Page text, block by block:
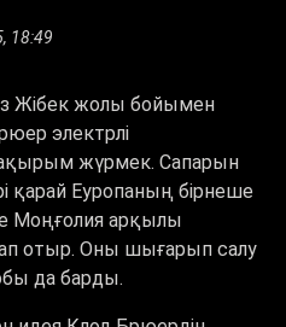
18:49
Жібек жолы бойымен
электрлі
жүрмек. Сапарын
қарай Еуропаның бірнеше
Моңғолия арқылы
отыр. Оны шығарып салу
да барды.